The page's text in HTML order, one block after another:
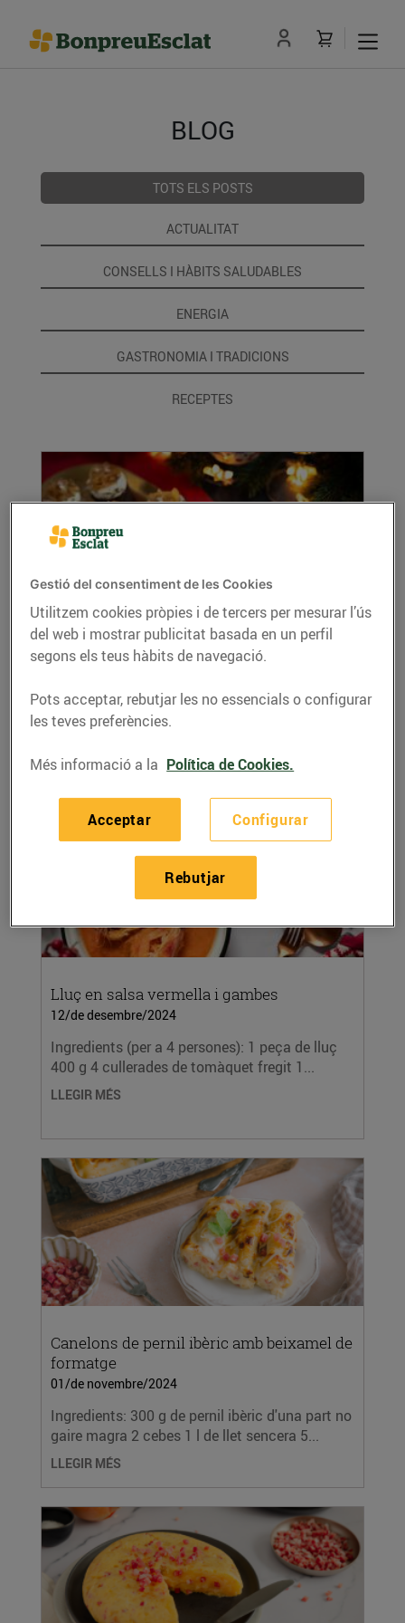
BLOG
TOTS ELS POSTS
ACTUALITAT
CONSELLS I HÀBITS SALUDABLES
ENERGIA
GASTRONOMIA I TRADICIONS
RECEPTES
Pintxo de botifarra negra i formatge de
cabra amb ceba caramel·litzada
Ingredients (per a 4 persones): 250 g de
botifarra negra 180 g de formatge madurat de
Lluç en salsa vermella i gambes
12/de desembre/2024
Ingredients (per a 4 persones): 1 peça de lluç
400 g 4 cullerades de tomàquet fregit 1...
LLEGIR MÉS
Canelons de pernil ibèric amb beixamel de
formatge
01/de novembre/2024
Ingredients: 300 g de pernil ibèric d'una part no
gaire magra 2 cebes 1 l de llet sencera 5...
LLEGIR MÉS
Gestió del consentiment de les Cookies
Utilitzem cookies pròpies i de tercers per mesurar l’ús
del web i mostrar publicitat basada en un perfil
segons els teus hàbits de navegació.
Pots acceptar, rebutjar les no essencials o configurar
les teves preferències.
Més informació a la Política de Cookies.
Configurar
Rebutjar
Acceptar